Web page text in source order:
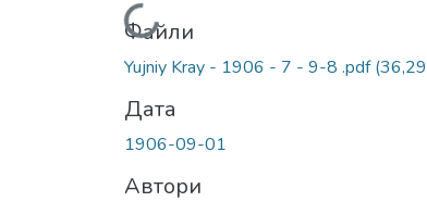
Вантажиться...
Файли
Yujniy Kray - 1906 - 7 - 9-8 .pdf
Дата
1906-09-01
Автори